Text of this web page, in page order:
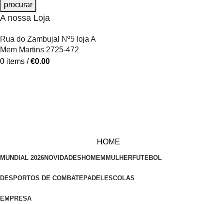
procurar
A nossa Loja
Rua do Zambujal Nº5 loja A
Mem Martins 2725-472
0 items / €0.00
HOME
MUNDIAL 2026NOVIDADESHOMEMMULHERFUTEBOL
DESPORTOS DE COMBATEPADELESCOLAS
EMPRESA